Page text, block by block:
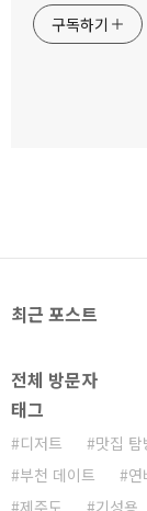
구독하기
최근 포스트
전체 방문자
태그
디저트 맛집 탐
부천 데이트
연